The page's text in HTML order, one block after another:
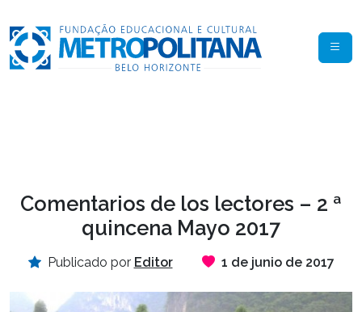
Comentarios de los lectores – 2 ª
quincena Mayo 2017
Publicado por Editor 1 de junio de 2017